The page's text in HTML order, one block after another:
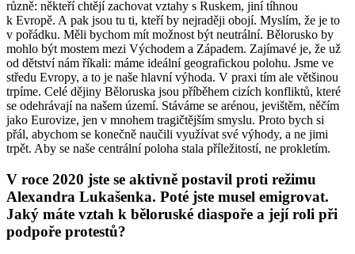
různě: někteří chtějí zachovat vztahy s Ruskem, jiní tíhnou
k Evropě. A pak jsou tu ti, kteří by nejraději obojí. Myslím, že je to
v pořádku. Měli bychom mít možnost být neutrální. Bělorusko by
mohlo být mostem mezi Východem a Západem. Zajímavé je, že už
od dětství nám říkali: máme ideální geografickou polohu. Jsme ve
středu Evropy, a to je naše hlavní výhoda. V praxi tím ale většinou
trpíme. Celé dějiny Běloruska jsou příběhem cizích konfliktů, které
se odehrávají na našem území. Stáváme se arénou, jevištěm, něčím
jako Eurovize, jen v mnohem tragičtějším smyslu. Proto bych si
přál, abychom se konečně naučili využívat své výhody, a ne jimi
trpět. Aby se naše centrální poloha stala příležitostí, ne prokletím.
V roce 2020 jste se aktivně postavil proti režimu
Alexandra Lukašenka. Poté jste musel emigrovat.
Jaký máte vztah k běloruské diaspoře a její roli při
podpoře protestů?